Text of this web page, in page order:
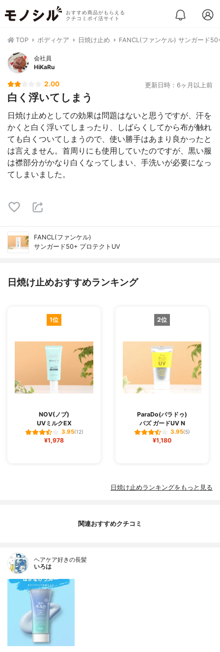
おすすめ商品がもらえる
クチコミポイ活サイト
TOP ボディケア 日焼け止め FANCL(ファンケル) サンガード
会社員
HiKaRu
2.00 更新日時：6ヶ月以上前
白く浮いてしまう
日焼け止めとしての効果は問題はないと思うですが、汗を
かくと白く浮いてしまったり、しばらくしてから布が触れ
ても白くついてしまうので、使い勝手はあまり良かったと
は言えません。首周りにも使用していたのですが、黒い服
は襟部分がかなり白くなってしまい、手洗いが必要になっ
てしまいました。
FANCL(ファンケル)
サンガード50+ プロテクトUV
日焼け止めおすすめランキング
1位
NOV(ノブ)
UVミルクEX
3.95(12)
¥1,978
2位
ParaDo(パラドゥ)
バズ ガードUV N
3.95(5)
¥1,180
日焼け止めランキングをもっと見る
関連おすすめクチコミ
ヘアケア好きの長髪
いろは